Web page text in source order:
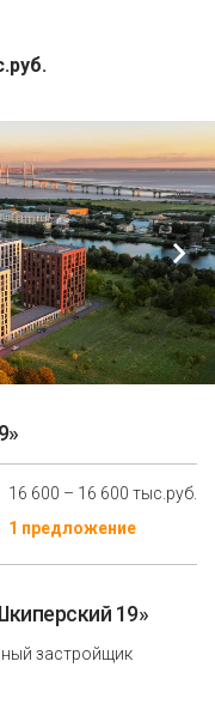
16 600 – 16 600 тыс.руб.
1 предложение
19»
застройщик